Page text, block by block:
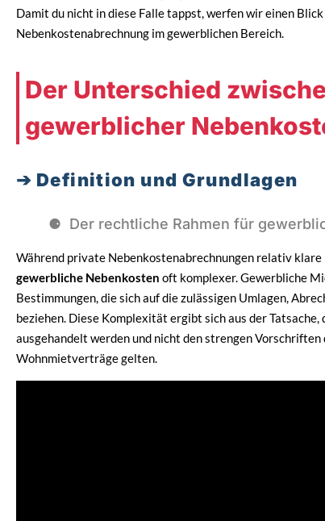
Damit du nicht in diese Falle tappst, werfen wir einen
Nebenkostenabrechnung im gewerblichen Bereich.
Der Unterschied
gewerblicher
Definition und Grundlagen
Der rechtliche Rahmen für
Während private Nebenkostenabrechnungen relativ
gewerbliche Nebenkosten oft komplexer. Gewerbliche
Bestimmungen, die sich auf die zulässigen Umlagen,
beziehen. Diese Komplexität ergibt sich aus der
ausgehandelt werden und nicht den strengen
Wohnmietverträge gelten.